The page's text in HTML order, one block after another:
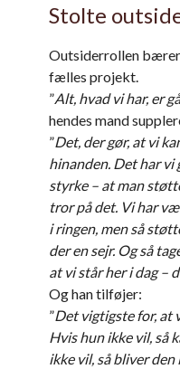
Stolte
Outsiderrollen bærer
fælles projekt.
”Alt, hvad vi har, er
hendes mand
”Det, der gør, at vi
hinanden. Det har
styrke – at man
tror på det. Vi har
i ringen, men så
der en sejr. Og så
at vi står her i dag –
Og han tilføjer:
”Det vigtigste for, at
Hvis hun ikke vil, så
ikke vil, så bliver